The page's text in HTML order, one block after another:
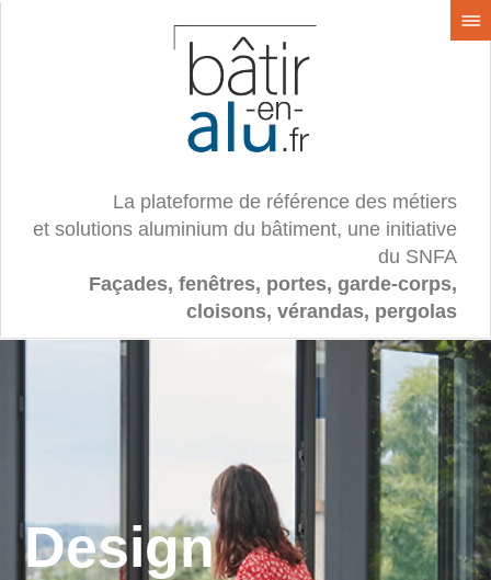
La plateforme de référence des métiers
et solutions aluminium du bâtiment, une initiative
du SNFA
Façades, fenêtres, portes, garde-corps,
cloisons, vérandas, pergolas
Design